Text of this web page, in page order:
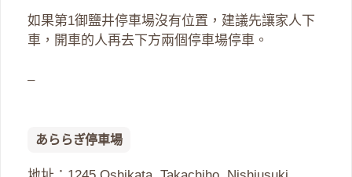
如果第1御鹽井停車場沒有位置，建議先讓家人下
車，開車的人再去下方兩個停車場停車。
–
あららぎ停車場